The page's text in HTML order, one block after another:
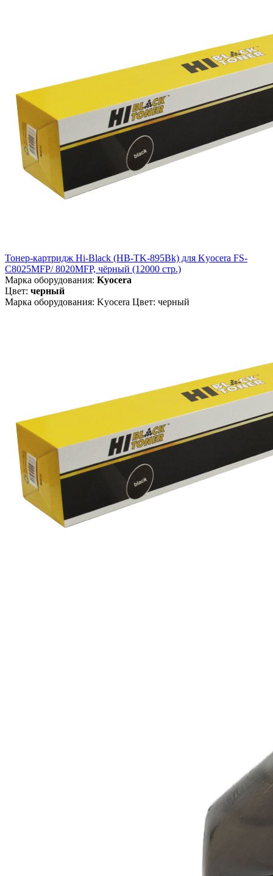
Тонер-картридж Hi-Black (HB-TK-895Bk) для Kyocera FS-
C8025MFP/ 8020MFP, чёрный (12000 стр.)
Марка оборудования: Kyocera
Цвет: черный
Марка оборудования: Kyocera Цвет: черный